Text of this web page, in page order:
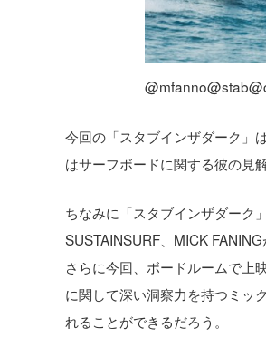
今回の「スタブインザダーク」
はサーフボードに関する彼の見
ちなみに「スタブインザダーク
SUSTAINSURF、MICK FANING
さらに今回、ボードルームで上
に関して深い洞察力を持つミッ
れることができるだろう。